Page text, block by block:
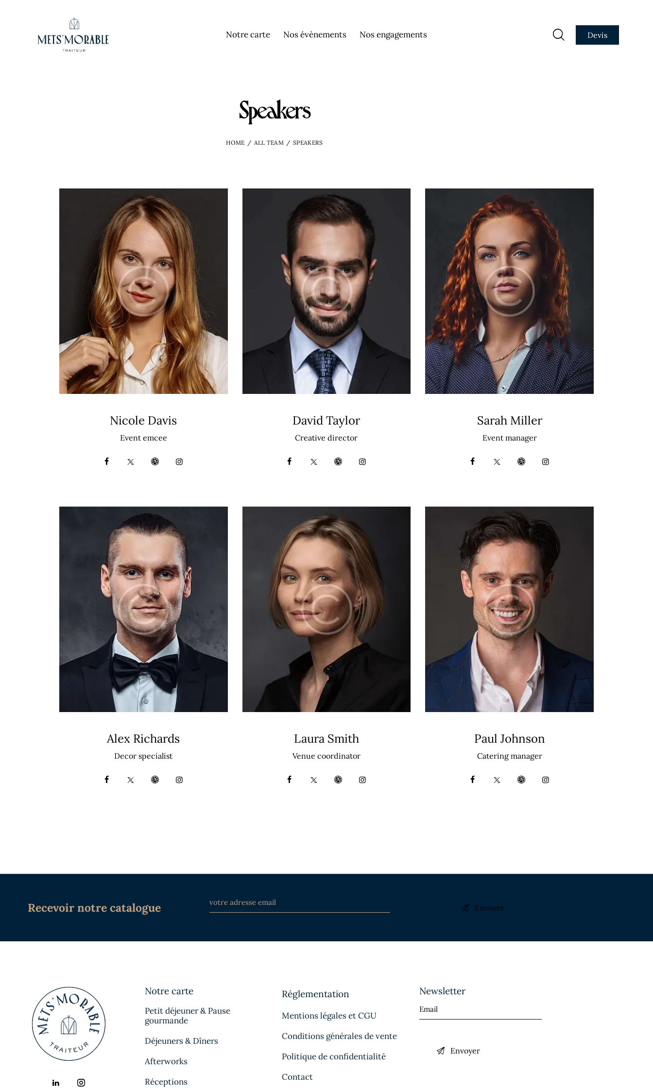
Notre carte Nos évènements Nos engagements Devis
Speakers
HOME ALL TEAM SPEAKERS
Nicole Davis
Event emcee
David Taylor
Creative director
Sarah Miller
Event manager
Alex Richards
Decor specialist
Laura Smith
Venue coordinator
Paul Johnson
Catering manager
Recevoir notre catalogue
Notre carte
Petit déjeuner & Pause
gourmande
Déjeuners & Dîners
Afterworks
Réceptions
Réglementation
Mentions légales et CGU
Conditions générales de vente
Politique de confidentialité
Contact
Newsletter